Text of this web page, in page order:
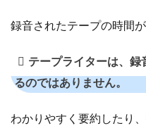
録音されたテープの時間
テープライターは、録
るのではありません。
わかりやすく要約したり